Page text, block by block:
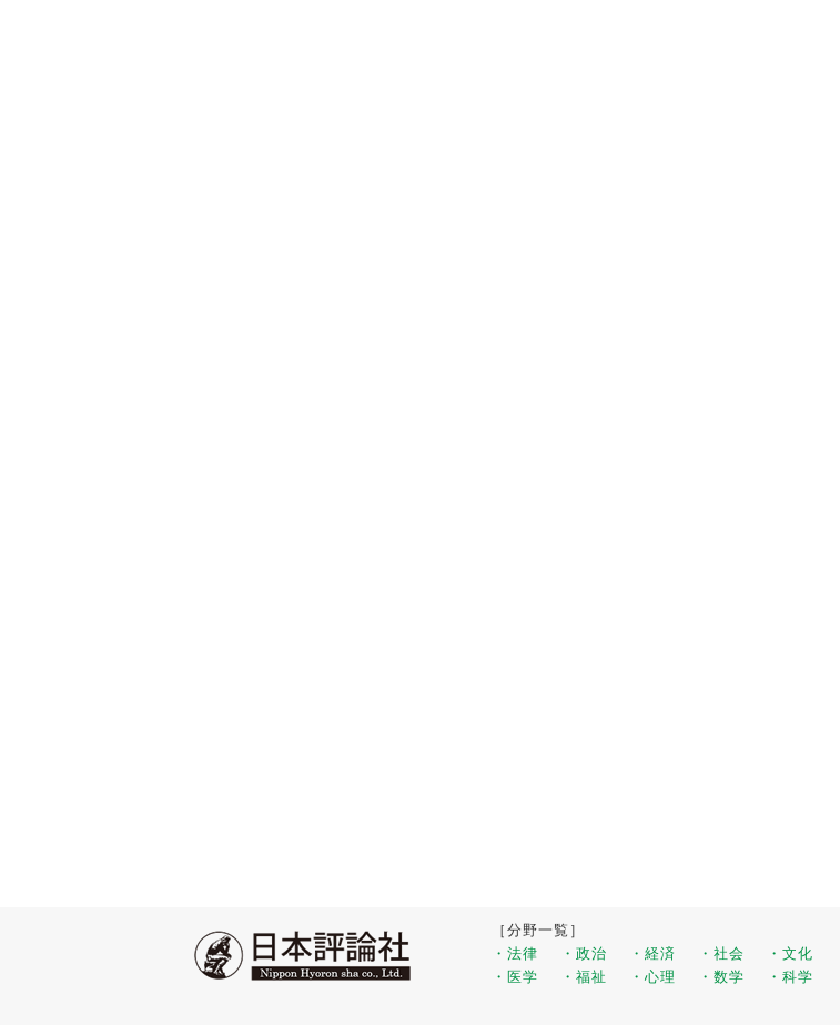
［分野一覧］
・法律
・政治 ・経済 ・社会 ・文化
・医学
・福祉 ・心理 ・数学 ・科学